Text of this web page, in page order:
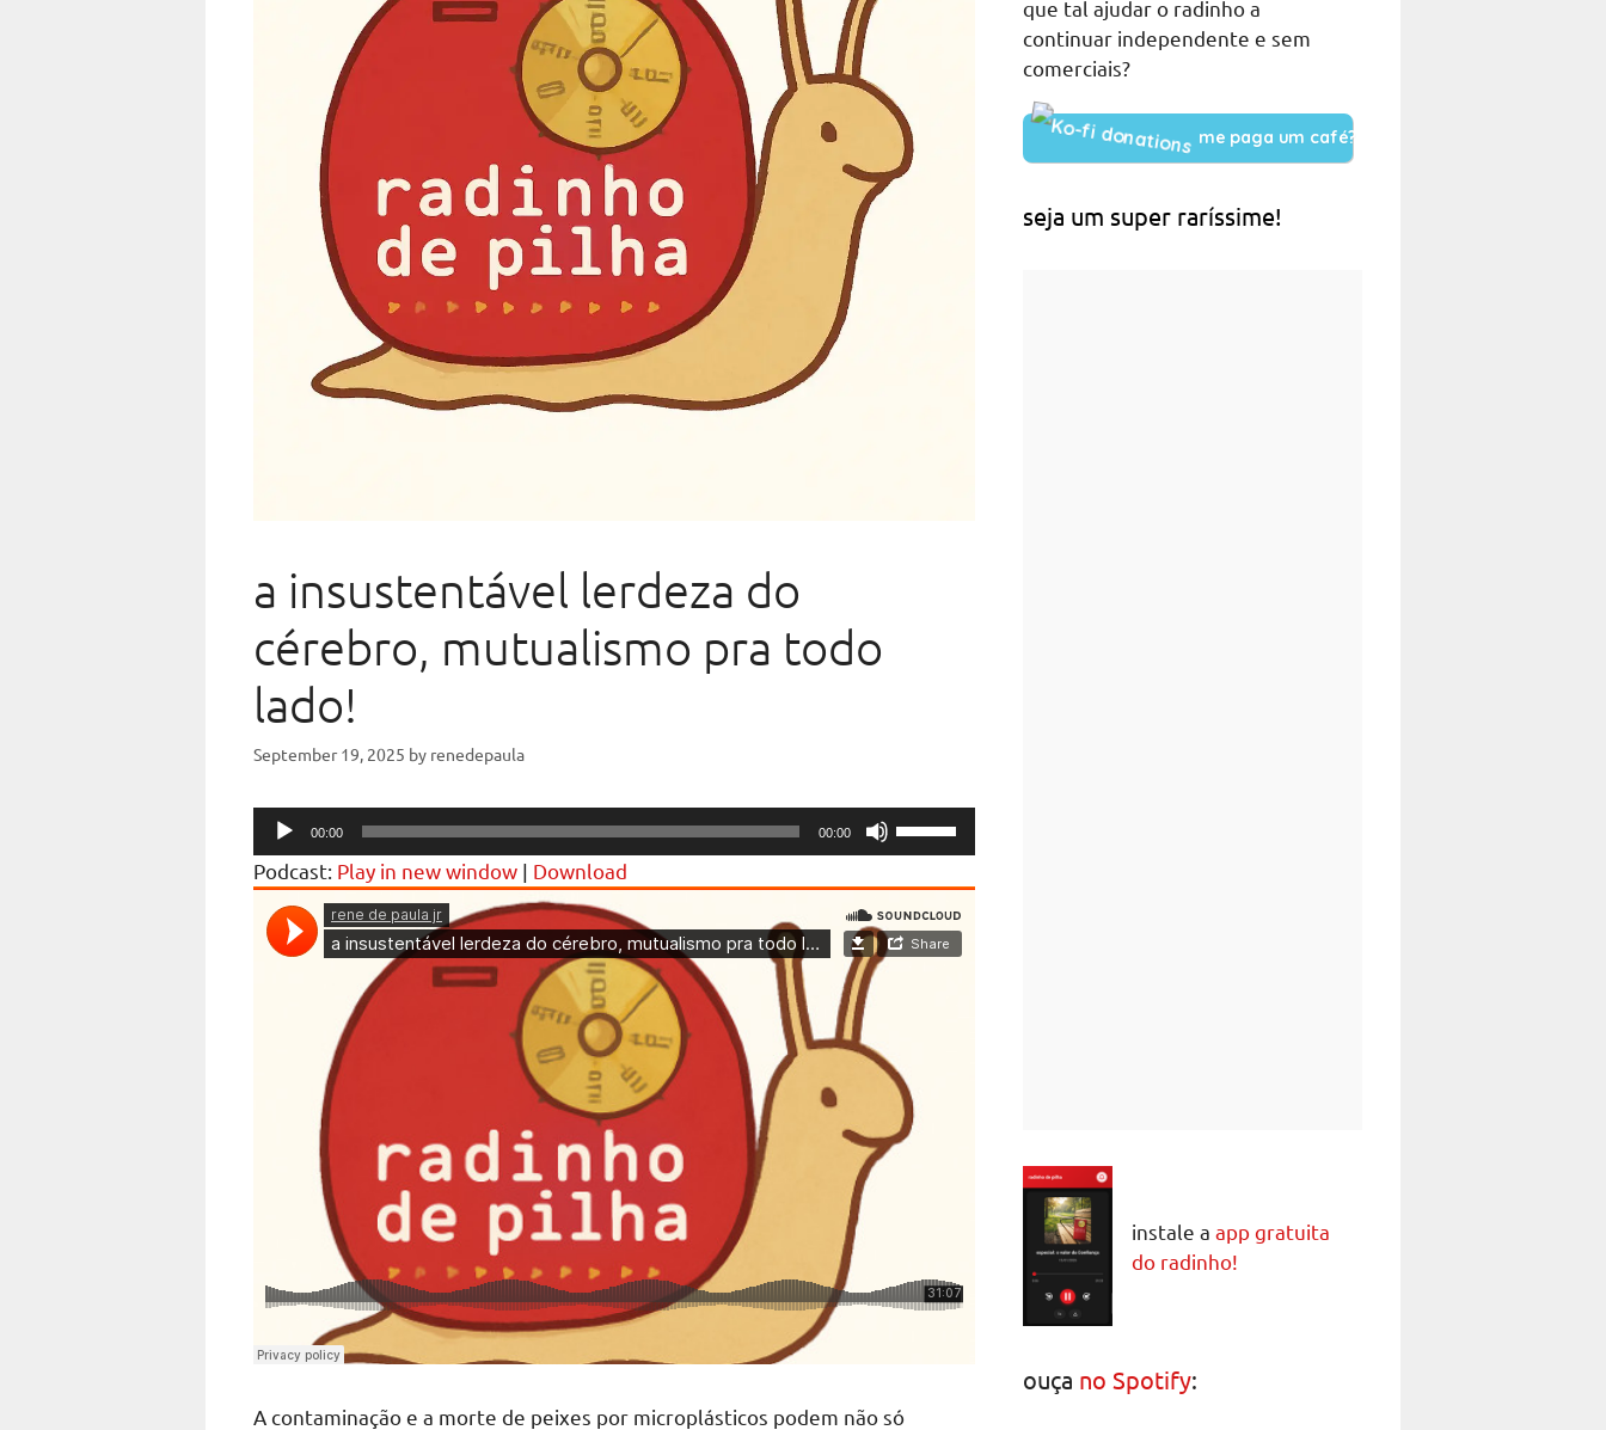
a insustentável lerdeza do
cérebro, mutualismo pra todo
lado!
September 19, 2025 by renedepaula
Audio
Player
00:00 00:00
Use
Up/Down
Arrow
keys
to
Podcast: Play in new window | Download
A contaminação e a morte de peixes por microplásticos podem não só
que tal ajudar o radinho a
continuar independente e sem
comerciais?
me paga um café?
seja um super raríssime!
instale a app gratuita
do radinho!
ouça no Spotify: